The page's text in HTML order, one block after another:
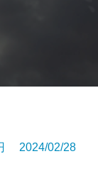
2024/02/28